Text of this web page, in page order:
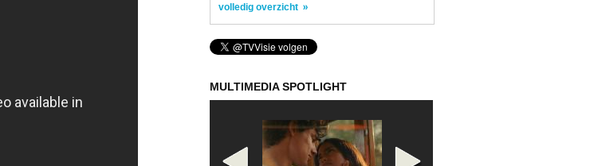
volledig overzicht
MULTIMEDIA SPOTLIGHT